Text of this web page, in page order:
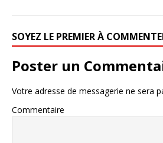
SOYEZ LE PREMIER À
Poster un
Votre adresse de messagerie ne sera
Commentaire